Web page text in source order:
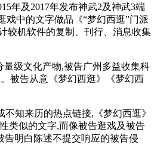
年及2017年发布神武2及神武3端
中的文字做品《“梦幻西逛”门派
较机软件的复制、刊行、消息收集
级文化产物,被告广州多益收集科
被告从意《梦幻西逛》《梦幻西
知来历的热点链接,《梦幻西逛》
类似的文字,而像被告逛戏及被告
告明白陈述不提交响应的被告侵